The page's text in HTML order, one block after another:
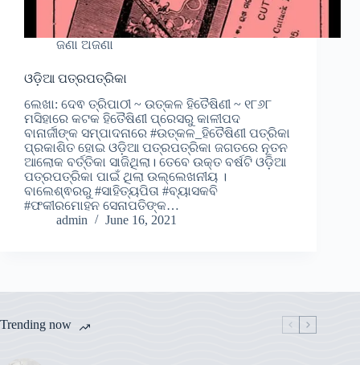
ଜଣା ଅଜଣା
ଓଡ଼ିଆ ପତ୍ରପତ୍ରିକା
ଲେଖା: ଦେଵ ତ୍ରିପାଠୀ ~ ଉତ୍କଳ ହିତୈଷିଣୀ ~ ୧୮୬୮
ମସିହାରେ କଟକ ହିତୈଷିଣୀ ପ୍ରେସରୁ କାଳୀପଦ
ବାନାର୍ଜୀଙ୍କ ସମ୍ପାଦନାରେ #ଉତ୍କଳ_ହିତୈଷିଣୀ ପତ୍ରିକା
ପ୍ରକାଶିତ ହୋଇ ଓଡ଼ିଆ ପତ୍ରପତ୍ରିକା ଜଗତରେ ନୂତନ
ଆଲୋକ ବର୍ତ୍ତିକା ସାଜିଥିଲା। ତେବେ ଉକ୍ତ ବର୍ଷଟି ଓଡ଼ିଆ
ପତ୍ରପତ୍ରିକା ପାଇଁ ଥିଲା ଉଲ୍ଲେଖନୀୟ ।
ବାଲେଶ୍ଵରରୁ #ସାହିତ୍ୟପିତା #ବ୍ୟାସକବି
#ଫକୀରମୋହନ ସେନାପତିଙ୍କ…
admin
June 16, 2021
Trending now